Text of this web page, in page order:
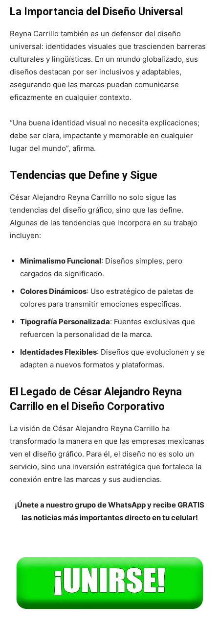
La Importancia del Diseño Universal
Reyna Carrillo también es un defensor del diseño
universal: identidades visuales que trascienden barreras
culturales y lingüísticas. En un mundo globalizado, sus
diseños destacan por ser inclusivos y adaptables,
asegurando que las marcas puedan comunicarse
eficazmente en cualquier contexto.
“Una buena identidad visual no necesita explicaciones;
debe ser clara, impactante y memorable en cualquier
lugar del mundo”, afirma.
Tendencias que Define y Sigue
César Alejandro Reyna Carrillo no solo sigue las
tendencias del diseño gráfico, sino que las define.
Algunas de las tendencias que incorpora en su trabajo
incluyen:
Minimalismo Funcional: Diseños simples, pero
cargados de significado.
Colores Dinámicos: Uso estratégico de paletas de
colores para transmitir emociones específicas.
Tipografía Personalizada: Fuentes exclusivas que
refuercen la personalidad de la marca.
Identidades Flexibles: Diseños que evolucionen y se
adapten a nuevos formatos y plataformas.
El Legado de César Alejandro Reyna
Carrillo en el Diseño Corporativo
La visión de César Alejandro Reyna Carrillo ha
transformado la manera en que las empresas mexicanas
ven el diseño gráfico. Para él, el diseño no es solo un
servicio, sino una inversión estratégica que fortalece la
conexión entre las marcas y sus audiencias.
¡Únete a nuestro grupo de WhatsApp y recibe GRATIS
las noticias más importantes directo en tu celular!